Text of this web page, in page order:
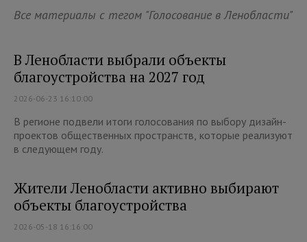
Все материалы с тегом "Голосование в Ленобласти"
В Ленобласти выбрали объекты
благоустройства на 2027 год
2026-06-23 16:10:00
В регионе подвели итоги голосования по выбору дизайн-
проектов общественных пространств, которые реализуют
в следующем году.
Жители Ленобласти активно выбирают
объекты благоустройства
2026-05-18 16:16:00